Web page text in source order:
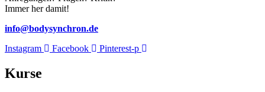
Immer her damit!
info@bodysynchron.de
Instagram
Facebook Pinterest-p
Kurse